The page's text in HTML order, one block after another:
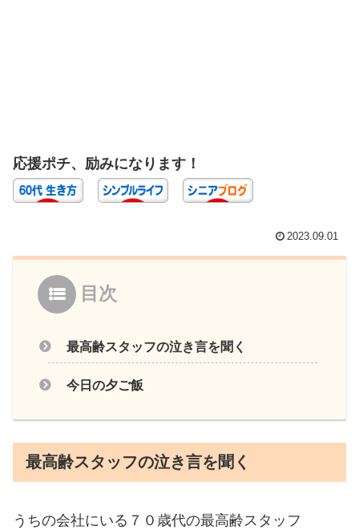
応援ポチ、励みになります！
2023.09.01
目次
最高齢スタッフの泣き言を聞く
今日の夕ご飯
最高齢スタッフの泣き言を聞く
うちの会社にいる７０歳代の最高齢スタッフ